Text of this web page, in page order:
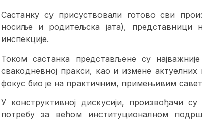
Састанку су присуствовали готово сви
носиље и родитељска јата), представници
инспекције.
Током састанка представљене су
свакодневној пракси, као и измене
фокус био је на практичним, примењивим
У конструктивној дискусији, произвођачи
потребу за већом институционалном